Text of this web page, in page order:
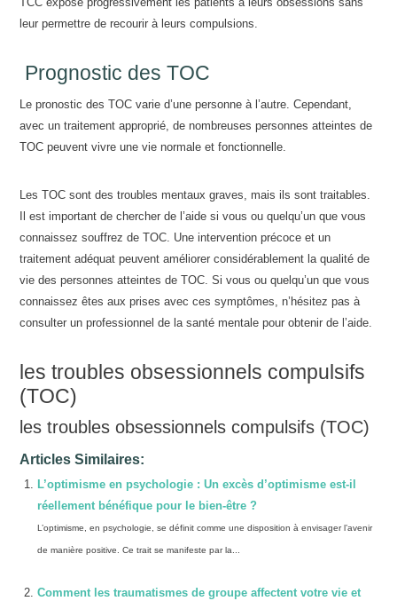
leur permettre de recourir à leurs compulsions.
Prognostic des TOC
Le pronostic des TOC varie d’une personne à l’autre. Cependant,
avec un traitement approprié, de nombreuses personnes atteintes de
TOC peuvent vivre une vie normale et fonctionnelle.
Les TOC sont des troubles mentaux graves, mais ils sont traitables.
Il est important de chercher de l’aide si vous ou quelqu’un que vous
connaissez souffrez de TOC. Une intervention précoce et un
traitement adéquat peuvent améliorer considérablement la qualité de
vie des personnes atteintes de TOC. Si vous ou quelqu’un que vous
connaissez êtes aux prises avec ces symptômes, n’hésitez pas à
consulter un professionnel de la santé mentale pour obtenir de l’aide.
les troubles obsessionnels compulsifs
(TOC)
les troubles obsessionnels compulsifs (TOC)
Articles Similaires:
L’optimisme en psychologie : Un excès d’optimisme est-il
réellement bénéfique pour le bien-être ?
L’optimisme, en psychologie, se définit comme une disposition à envisager l’avenir
de manière positive. Ce trait se manifeste par la...
Comment les traumatismes de groupe affectent votre vie et